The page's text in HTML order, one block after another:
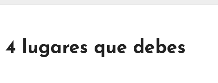
lugares que debes